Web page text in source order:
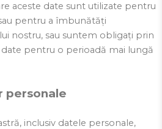
aceste date sunt utilizate pentru
pentru a îmbunătăți
nostru, sau suntem obligați prin
pentru o perioadă mai lungă
personale
inclusiv datele personale,